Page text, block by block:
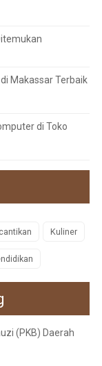
Makassar Terbaik
di Toko
Kuliner
(PKB) Daerah